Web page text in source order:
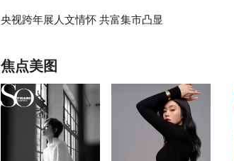
央视跨年展人文情怀 共富集市凸显
焦点美图